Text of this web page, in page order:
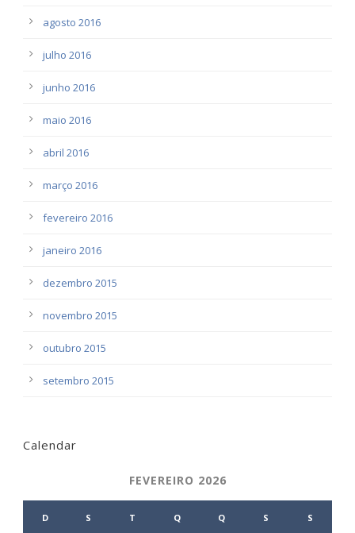
agosto 2016
julho 2016
junho 2016
maio 2016
abril 2016
março 2016
fevereiro 2016
janeiro 2016
dezembro 2015
novembro 2015
outubro 2015
setembro 2015
Calendar
FEVEREIRO 2026
D S T Q Q S S